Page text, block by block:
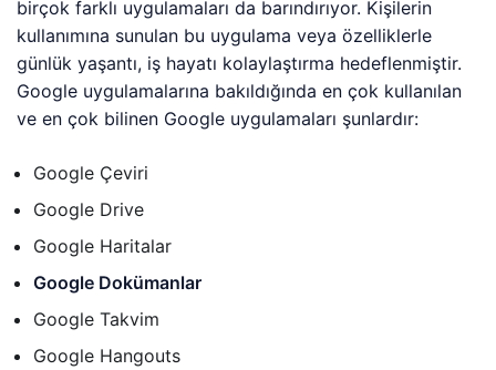
birçok farklı uygulamaları da barındırıyor. Kişilerin
kullanımına sunulan bu uygulama veya özelliklerle
günlük yaşantı, iş hayatı kolaylaştırma hedeflenmiştir.
Google uygulamalarına bakıldığında en çok kullanılan
ve en çok bilinen Google uygulamaları şunlardır:
Google Çeviri
Google Drive
Google Haritalar
Google Dokümanlar
Google Takvim
Google Hangouts